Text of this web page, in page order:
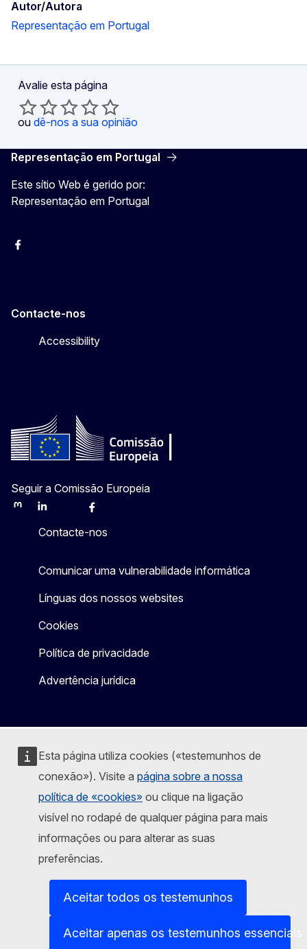
Esta página utiliza cookies («testemunhos de
conexão»). Visite a página sobre a nossa
política de «cookies» ou clique na ligação
visível no rodapé de qualquer página para mais
informações ou para alterar as suas
preferências.
Aceitar todos os testemunhos
Aceitar apenas os testemunhos essenciais
Autor/Autora
Representação em Portugal
Avalie esta página
ou dê-nos a sua opinião
Representação em Portugal
Este sítio Web é gerido por:
Representação em Portugal
Facebook
Contacte-nos
Accessibility
Seguir a Comissão Europeia
MastodonLinkedInBlueskyFacebook
Contacte-nos
Comunicar uma vulnerabilidade informática
Línguas dos nossos websites
Cookies
Política de privacidade
Advertência jurídica